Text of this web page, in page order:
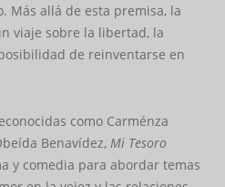
Más allá de esta premisa, la
viaje sobre la libertad, la
de reinventarse en
como Carménza
Benavídez, Mi Tesoro
y comedia para abordar temas